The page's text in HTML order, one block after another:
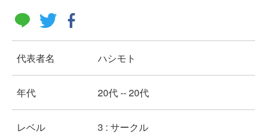
代表者名 ハシモト
年代 20代 -- 20代
レベル 3 : サークル